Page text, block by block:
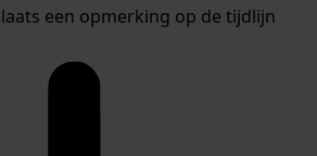
een opmerking op de tijdlijn